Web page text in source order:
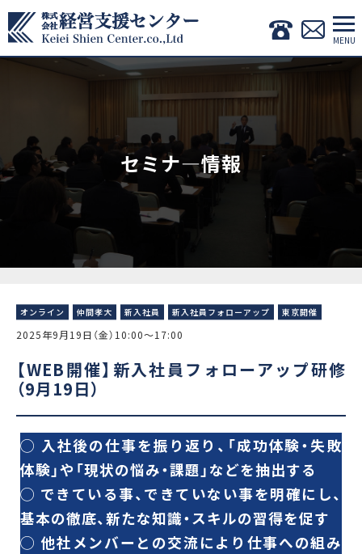
セミナ―情報
オンライン 仲間孝大 新入社員 新入社員フォローアップ 東京開催
2025年9月19日（金）10:00〜17:00
【WEB開催】新入社員フォローアップ研修
（9月19日）
◯ 入社後の仕事を振り返り、「成功体験・失敗
体験」や「現状の悩み・課題」などを抽出する
◯ できている事、できていない事を明確にし、
基本の徹底、新たな知識・スキルの習得を促す
◯ 他社メンバーとの交流により仕事への組み